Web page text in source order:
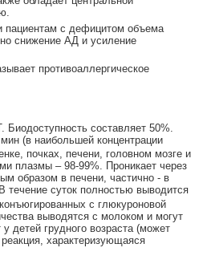
пациентам с дефицитом объема
снижение АД и усиление
противоаллергическое
составляет 50%.
(в наибольшей концентрации
почках, печени, головном мозге и
плазмы – 98-99%. Проникает через
образом в печени, частично - в
течение суток полностью выводится
с глюкуроновой
выводятся с молоком и могут
детей грудного возраста (может
характеризующаяся